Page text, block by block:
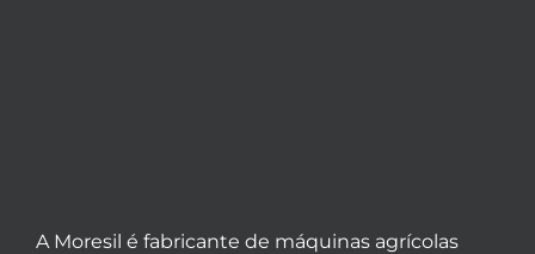
A Moresil é fabricante de máquinas agrícolas